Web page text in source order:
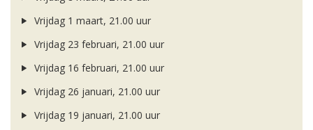
Vrijdag 1 maart, 21.00 uur
Vrijdag 23 februari, 21.00 uur
Vrijdag 16 februari, 21.00 uur
Vrijdag 26 januari, 21.00 uur
Vrijdag 19 januari, 21.00 uur